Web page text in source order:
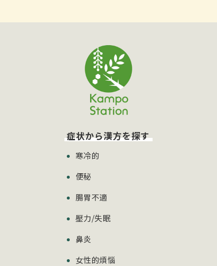
症状から漢方を探す
寒冷的
便秘
腸胃不適
壓力/失眠
鼻炎
女性的煩惱